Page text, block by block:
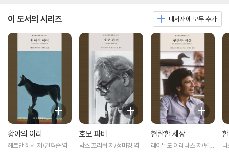
이 도서의 시리즈 내서재에 모두 추가
황야의 이리
헤르만 헤세 저/권혁준 역
호모 파버
막스 프리쉬 저/정미경 역
현란한 세상
레이날도 아레나스 저/변선